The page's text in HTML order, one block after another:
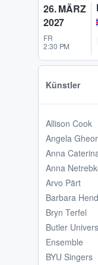
26. MÄRZ
2027
FR
2:30 PM
Künstler
Allison Cook
Angela
Anna
Anna
Arvo Pärt
Barbara
Bryn Terfel
Butler
Ensemble
BYU Singers